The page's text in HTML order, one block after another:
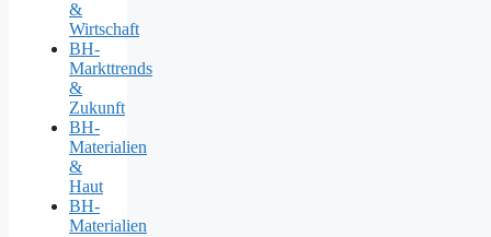
&
Wirtschaft
BH-
Markttrends
&
Zukunft
BH-
Materialien
&
Haut
BH-
Materialien